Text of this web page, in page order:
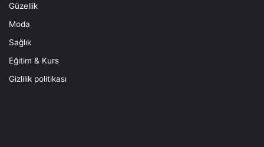
Güzellik
Moda
Sağlık
Eğitim & Kurs
Gizlilik politikası